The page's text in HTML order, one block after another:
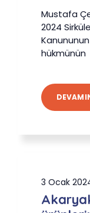
Mustafa
2024
hükmünün
3 Ocak